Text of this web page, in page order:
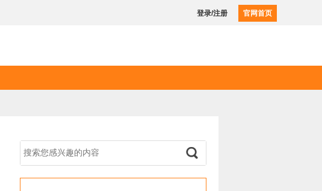
登录/注册 官网首页